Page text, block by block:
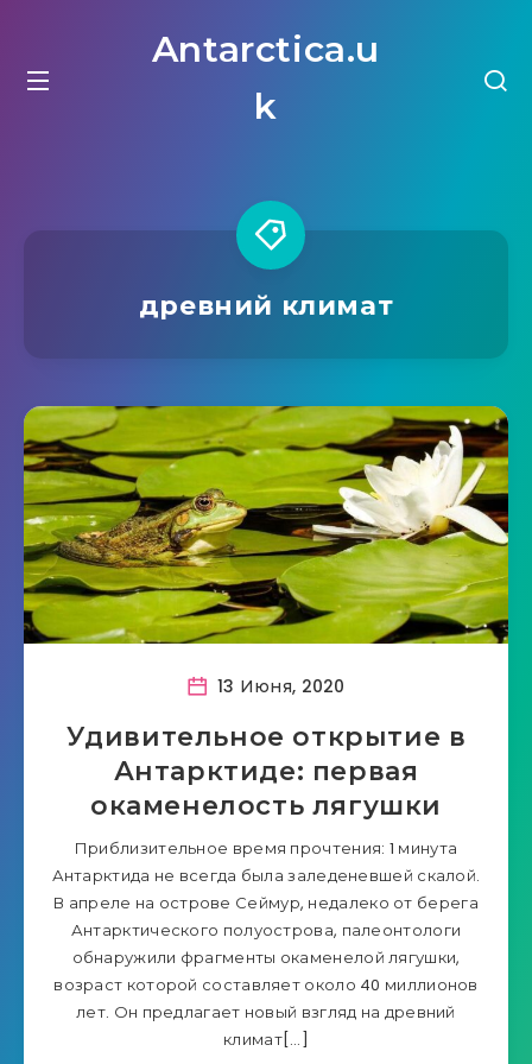
Antarctica.u
k
древний климат
13 Июня, 2020
Удивительное открытие в
Антарктиде: первая
окаменелость лягушки
Приблизительное время прочтения: 1 минута
Антарктида не всегда была заледеневшей скалой.
В апреле на острове Сеймур, недалеко от берега
Антарктического полуострова, палеонтологи
обнаружили фрагменты окаменелой лягушки,
возраст которой составляет около 40 миллионов
лет. Он предлагает новый взгляд на древний
климат[…]